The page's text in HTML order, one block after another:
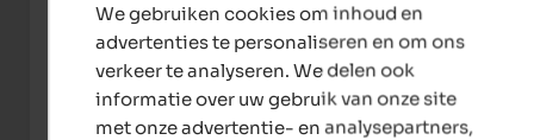
We gebruiken cookies om inhoud en
advertenties te personaliseren en om ons
verkeer te analyseren. We delen ook
informatie over uw gebruik van onze site
met onze advertentie- en analysepartners,